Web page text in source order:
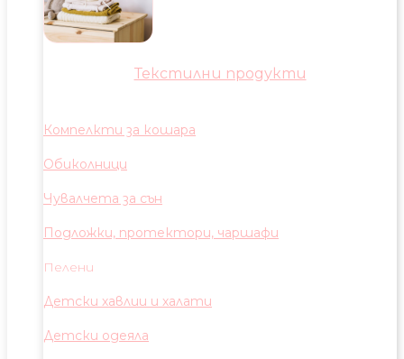
Текстилни продукти
Компелкти за кошара
Обиколници
Чувалчета за сън
Подложки, протектори, чаршафи
Пелени
Детски хавлии и халати
Детски одеяла